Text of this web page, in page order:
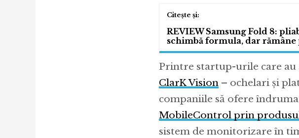
REVIEW Samsung Fold 8:
schimbă formula, dar rămâne
Printre startup-urile care au
ClarK Vision – ochelari și
companiile să ofere
MobileControl prin
sistem de monitorizare în